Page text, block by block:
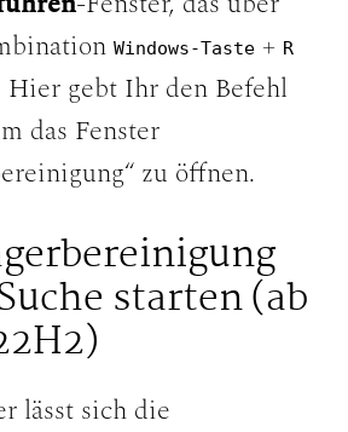
Windows-Taste + R
gebt Ihr den Befehl
das Fenster
zu öffnen.
starten (ab
lässt sich die